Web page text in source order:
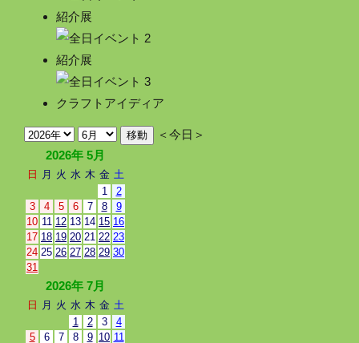
紹介展
紹介展
クラフトアイディア
＜今日＞
2026年 5月
日 月 火 水 木 金 土
1
2
3
4 5 6 7 8
9
10 11 12 13 14 15 16
17 18 19 20 21 22 23
24 25 26 27 28 29 30
31
2026年 7月
日 月 火 水 木 金 土
1
2 3
4
5
6 7 8 9 10 11